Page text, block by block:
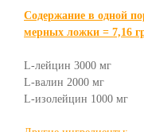
Содержание в одной
мерных ложки = 7,16
L-лейцин 3000 мг
L-валин 2000 мг
L-изолейцин 1000 мг